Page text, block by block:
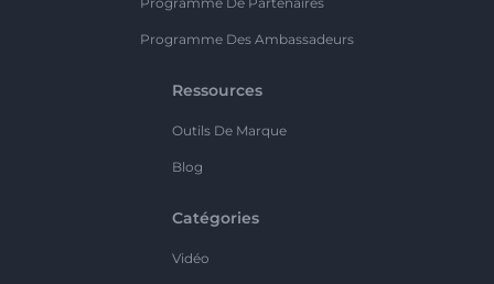
Programme Des Ambassadeurs
Ressources
Outils De Marque
Blog
Catégories
Vidéo